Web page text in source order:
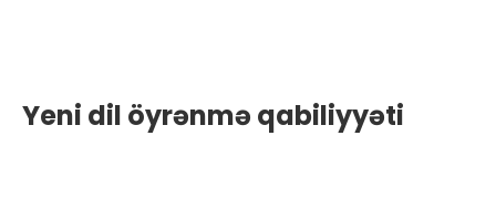
Yeni dil öyrənmə qabiliyyəti